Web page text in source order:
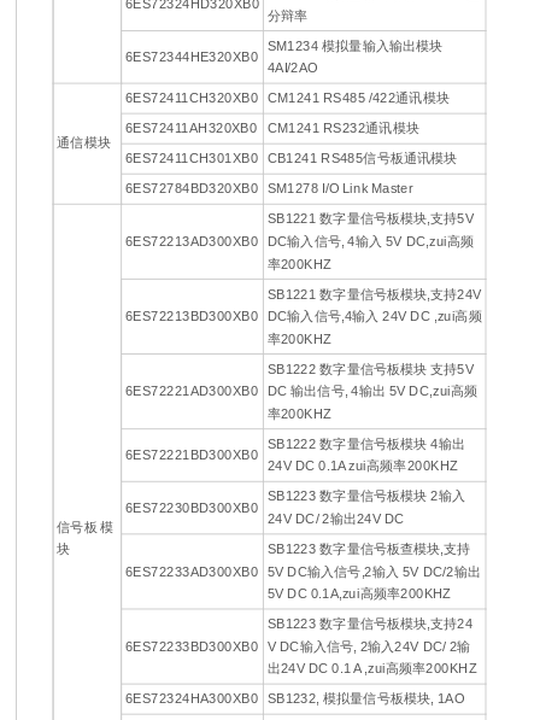
6ES72324HD320XB0
分辩率
6ES72344HE320XB0
SM1234 模拟量输入输出模块
4AI/2AO
通信模块
6ES72411CH320XB0 CM1241 RS485 /422通讯模块
6ES72411AH320XB0
CM1241 RS232通讯模块
6ES72411CH301XB0
CB1241 RS485信号板通讯模块
6ES72784BD320XB0
SM1278 I/O Link Master
信号板 模
块
6ES72213AD300XB0
SB1221 数字量信号板模块,支持5V
DC输入信号, 4输入 5V DC,zui高频
率200KHZ
6ES72213BD300XB0
SB1221 数字量信号板模块,支持24V
DC输入信号,4输入 24V DC ,zui高频
率200KHZ
6ES72221AD300XB0
SB1222 数字量信号板模块 支持5V
DC 输出信号, 4输出 5V DC,zui高频
率200KHZ
6ES72221BD300XB0
SB1222 数字量信号板模块 4输出
24V DC 0.1A zui高频率200KHZ
6ES72230BD300XB0
SB1223 数字量信号板模块 2输入
24V DC/ 2输出24V DC
6ES72233AD300XB0
SB1223 数字量信号板查模块,支持
5V DC输入信号,2输入 5V DC/2输出
5V DC 0.1A,zui高频率200KHZ
6ES72233BD300XB0
SB1223 数字量信号板模块,支持24
V DC输入信号, 2输入24V DC/ 2输
出24V DC 0.1 A ,zui高频率200KHZ
6ES72324HA300XB0
SB1232, 模拟量信号板模块, 1AO